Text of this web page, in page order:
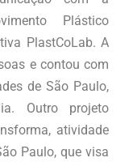
Plástico
PlastCoLab. A
e contou com
de São Paulo,
Outro projeto
atividade
Paulo, que visa